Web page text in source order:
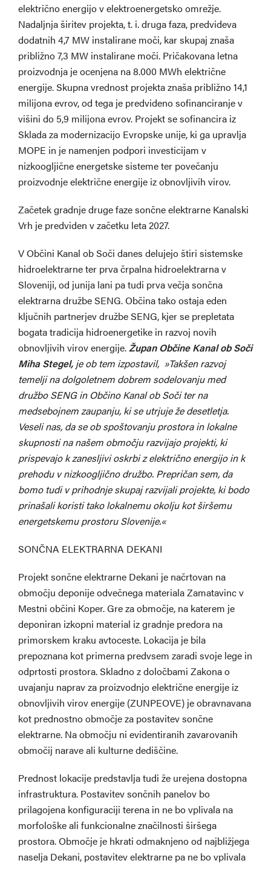
električno energijo v elektroenergetsko omrežje.
Nadaljnja širitev projekta, t. i. druga faza, predvideva
dodatnih 4,7 MW instalirane moči, kar skupaj znaša
približno 7,3 MW instalirane moči. Pričakovana letna
proizvodnja je ocenjena na 8.000 MWh električne
energije. Skupna vrednost projekta znaša približno 14,1
milijona evrov, od tega je predvideno sofinanciranje v
višini do 5,9 milijona evrov. Projekt se sofinancira iz
Sklada za modernizacijo Evropske unije, ki ga upravlja
MOPE in je namenjen podpori investicijam v
nizkoogljične energetske sisteme ter povečanju
proizvodnje električne energije iz obnovljivih virov.
Začetek gradnje druge faze sončne elektrarne Kanalski
Vrh je predviden v začetku leta 2027.
V Občini Kanal ob Soči danes delujejo štiri sistemske
hidroelektrarne ter prva črpalna hidroelektrarna v
Sloveniji, od junija lani pa tudi prva večja sončna
elektrarna družbe SENG. Občina tako ostaja eden
ključnih partnerjev družbe SENG, kjer se prepletata
bogata tradicija hidroenergetike in razvoj novih
obnovljivih virov energije.Župan Občine Kanal ob Soči
Miha Stegel, je ob tem izpostavil, »Takšen razvoj
temelji na dolgoletnem dobrem sodelovanju med
družbo SENG in Občino Kanal ob Soči ter na
medsebojnem zaupanju, ki se utrjuje že desetletja.
Veseli nas, da se ob spoštovanju prostora in lokalne
skupnosti na našem območju razvijajo projekti, ki
prispevajo k zanesljivi oskrbi z električno energijo in k
prehodu v nizkoogljično družbo. Prepričan sem, da
bomo tudi v prihodnje skupaj razvijali projekte, ki bodo
prinašali koristi tako lokalnemu okolju kot širšemu
energetskemu prostoru Slovenije.«
SONČNA ELEKTRARNA DEKANI
Projekt sončne elektrarne Dekani je načrtovan na
območju deponije odvečnega materiala Zamatavinc v
Mestni občini Koper. Gre za območje, na katerem je
deponiran izkopni material iz gradnje predora na
primorskem kraku avtoceste. Lokacija je bila
prepoznana kot primerna predvsem zaradi svoje lege in
odprtosti prostora. Skladno z določbami Zakona o
uvajanju naprav za proizvodnjo električne energije iz
obnovljivih virov energije (ZUNPEOVE) je obravnavana
kot prednostno območje za postavitev sončne
elektrarne. Na območju ni evidentiranih zavarovanih
območij narave ali kulturne dediščine.
Prednost lokacije predstavlja tudi že urejena dostopna
infrastruktura. Postavitev sončnih panelov bo
prilagojena konfiguraciji terena in ne bo vplivala na
morfološke ali funkcionalne značilnosti širšega
prostora. Območje je hkrati odmaknjeno od najbližjega
naselja Dekani, postavitev elektrarne pa ne bo vplivala